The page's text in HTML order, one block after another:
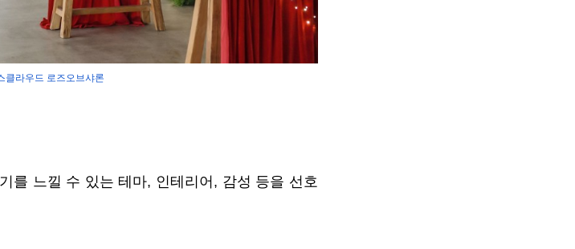
클라우드 로즈오브샤론
를 느낄 수 있는 테마, 인테리어, 감성 등을 선호